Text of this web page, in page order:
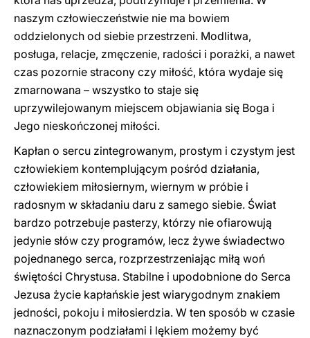
naszym człowieczeństwie nie ma bowiem
oddzielonych od siebie przestrzeni. Modlitwa,
posługa, relacje, zmęczenie, radości i porażki, a nawet
czas pozornie stracony czy miłość, która wydaje się
zmarnowana – wszystko to staje się
uprzywilejowanym miejscem objawiania się Boga i
Jego nieskończonej miłości.
Kapłan o sercu zintegrowanym, prostym i czystym jest
człowiekiem kontemplującym pośród działania,
człowiekiem miłosiernym, wiernym w próbie i
radosnym w składaniu daru z samego siebie. Świat
bardzo potrzebuje pasterzy, którzy nie ofiarowują
jedynie słów czy programów, lecz żywe świadectwo
pojednanego serca, rozprzestrzeniając miłą woń
świętości Chrystusa. Stabilne i upodobnione do Serca
Jezusa życie kapłańskie jest wiarygodnym znakiem
jedności, pokoju i miłosierdzia. W ten sposób w czasie
naznaczonym podziałami i lękiem możemy być